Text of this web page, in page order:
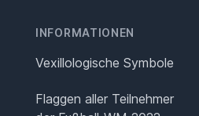
INFORMATIONEN
Vexillologische Symbole
Flaggen aller Teilnehmer